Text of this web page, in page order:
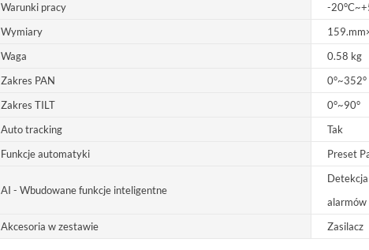
Warunki pracy
-
Wymiary
Waga
0.58 kg
Zakres PAN
0°~352°
Zakres TILT
0°~90°
Auto tracking
Tak
Funkcje automatyki
Preset
AI - Wbudowane funkcje inteligentne
alarmów
Akcesoria w zestawie
Zasilacz